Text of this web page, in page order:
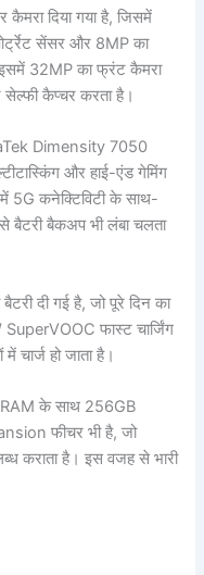
दिया गया है, जिसमें
सेंसर और 8MP का
32MP का फ्रंट कैमरा
सेल्फी कैप्चर करता है।
Dimensity 7050
और हाई-एंड गेमिंग
5G कनेक्टिविटी के साथ-
बैटरी बैकअप भी लंबा चलता
दी गई है, जो पूरे दिन का
फास्ट चार्जिंग
चार्ज हो जाता है।
RAM के साथ 256GB
फीचर भी है, जो
कराता है। इस वजह से भारी